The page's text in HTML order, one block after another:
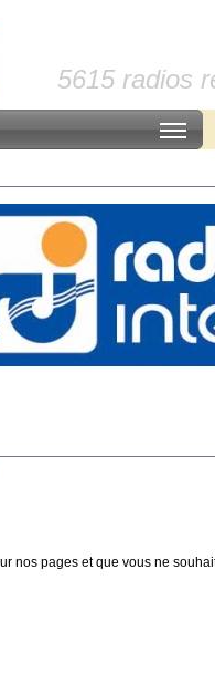
5615 radios
nos pages et que vous ne